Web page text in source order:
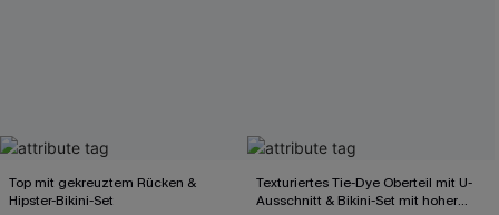
Top mit gekreuztem Rücken &
Hipster-Bikini-Set
Texturiertes Tie-Dye Oberteil mit U-
Ausschnitt & Bikini-Set mit hoher